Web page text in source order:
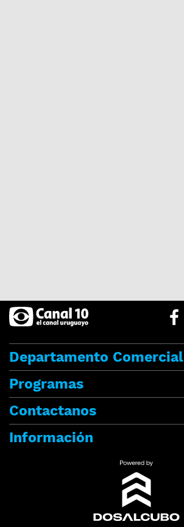
Departamento Comercial
Programas
Contactanos
Información